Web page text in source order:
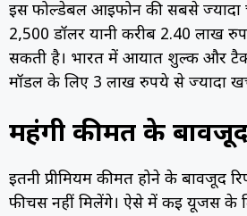
इस फोल्डेबल आईफोन की सबसे ज्यादा
2,500 डॉलर यानी करीब 2.40 लाख
सकती है। भारत में आयात शुल्क और
मॉडल के लिए 3 लाख रुपये से ज्यादा
महंगी कीमत के
इतनी प्रीमियम कीमत होने के बावजूद
फीचर्स नहीं मिलेंगे। ऐसे में कई यूजर्स के